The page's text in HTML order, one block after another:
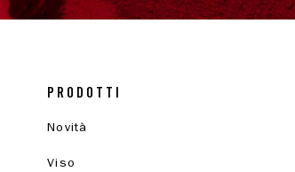
PRODOTTI
Novità
Viso